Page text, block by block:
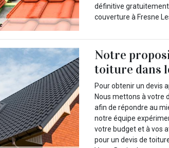
définitive
couverture à Fresne
Notre
toiture dans
Pour obtenir un devis
Nous mettons à votre
afin de répondre au
notre équipe
votre budget et à vos
pour un devis de